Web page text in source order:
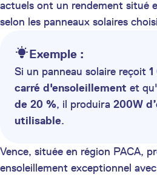
actuels ont un rendement situé
selon les panneaux solaires
Exemple :
Si un panneau solaire reçoit
carré d'ensoleillement et
de 20 %, il produira 200W
utilisable.
Vence, située en région PACA,
ensoleillement exceptionnel